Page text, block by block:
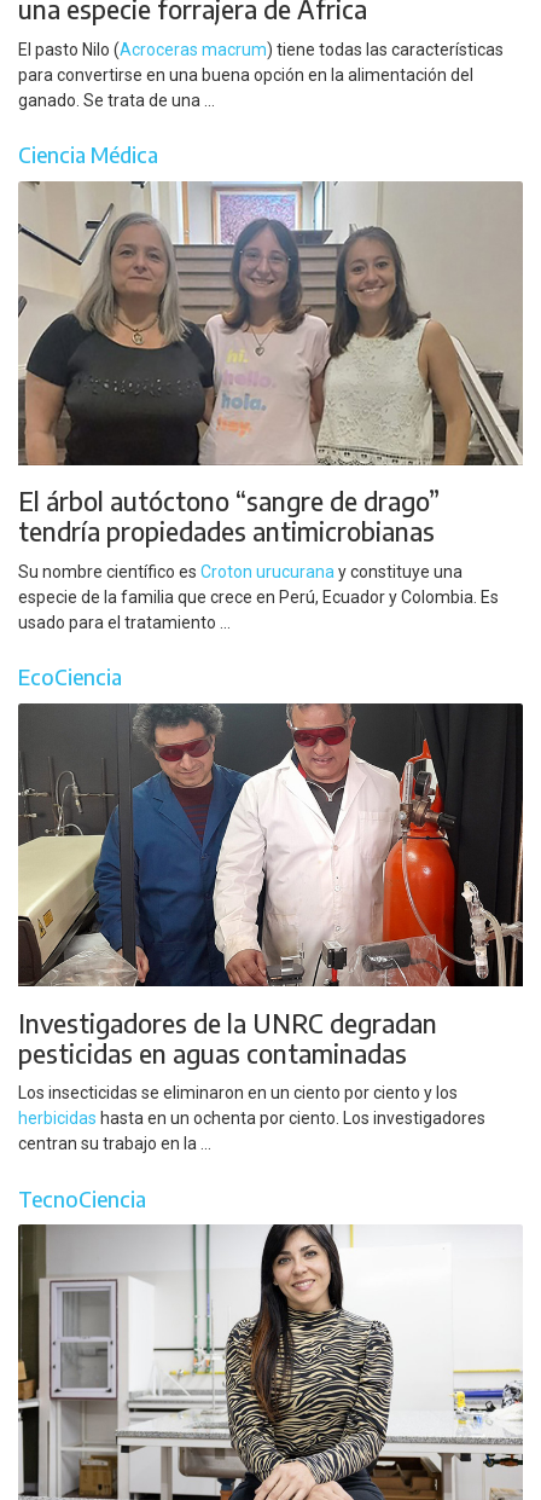
una especie forrajera de África
El pasto Nilo (Acroceras macrum) tiene todas las características
para convertirse en una buena opción en la alimentación del
ganado. Se trata de una ...
Ciencia Médica
El árbol autóctono “sangre de drago”
tendría propiedades antimicrobianas
Su nombre científico es Croton urucurana y constituye una
especie de la familia que crece en Perú, Ecuador y Colombia. Es
usado para el tratamiento ...
EcoCiencia
Investigadores de la UNRC degradan
pesticidas en aguas contaminadas
Los insecticidas se eliminaron en un ciento por ciento y los
herbicidas hasta en un ochenta por ciento. Los investigadores
centran su trabajo en la ...
TecnoCiencia